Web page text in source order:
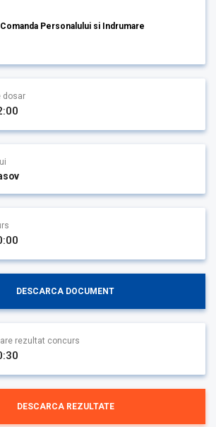
Personalului si Indrumare
dosar
DESCARCA DOCUMENT
rezultat concurs
DESCARCA REZULTATE